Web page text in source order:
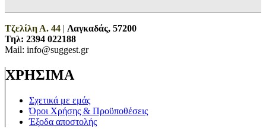
Τζελίλη Α. 44 | Λαγκαδάς, 57200
Τηλ: 2394 022188
Mail: info@suggest.gr
ΧΡΗΣΙΜΑ
Σχετικά με εμάς
Όροι Χρήσης & Προϋποθέσεις
Έξοδα αποστολής